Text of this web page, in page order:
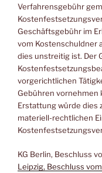
Verfahrensgebühr
Geschäftsgebühr im
vom Kostenschuldner
dies unstreitig ist. Der
vorgerichtlichen
Gebühren vornehmen
Erstattung würde dies
materiell-rechtlichen
KG Berlin, Beschluss
Leipzig, Beschluss